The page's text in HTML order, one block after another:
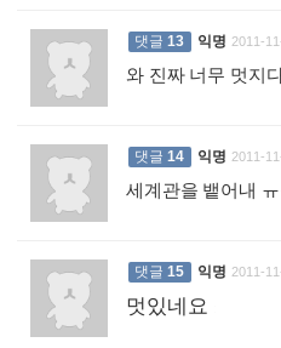
댓글 13 익명 2011-
와 진짜 너무 멋지
댓글 14 익명 2011-
세계관을 뱉어내
댓글 15 익명 2011-
멋있네요